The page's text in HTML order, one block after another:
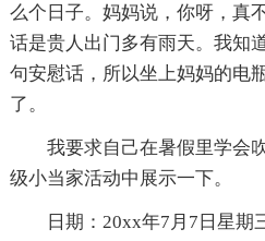
么个日子。妈妈说，你呀，真
话是贵人出门多有雨天。我知
句安慰话，所以坐上妈妈的电
了。
我要求自己在暑假里学会
级小当家活动中展示一下。
日期：20xx年7月7日星期